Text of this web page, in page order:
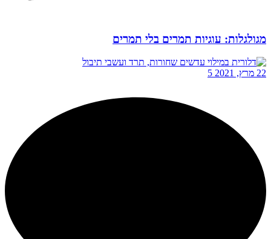
מגולגלות: עוגיות תמרים בלי תמרים
22 מרץ, 2021 5